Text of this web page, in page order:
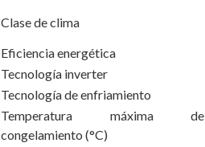
Clase de clima
Eficiencia energética
Tecnología inverter
Tecnología de enfriamiento
Temperatura máxima de
congelamiento (°C)